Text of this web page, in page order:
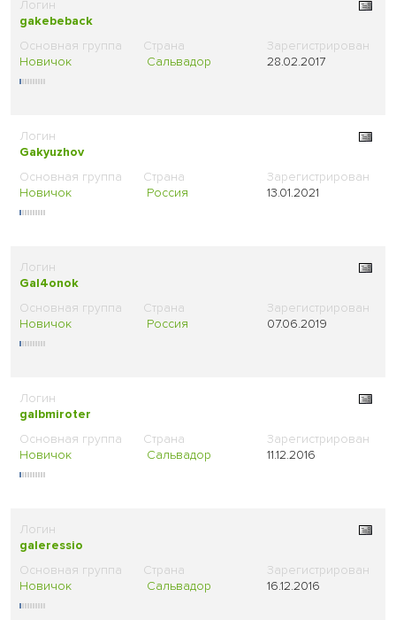
gakebeback
Новичок Сальвадор 28.02.2017
Gakyuzhov
Новичок Россия 13.01.2021
Gal4onok
Новичок Россия 07.06.2019
galbmiroter
Новичок Сальвадор 11.12.2016
galeressio
Новичок Сальвадор 16.12.2016